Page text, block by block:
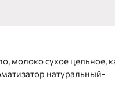
молоко сухое цельное,
натуральный-